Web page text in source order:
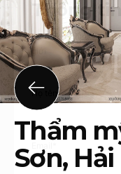
Thông
Xu hướng thiết kế nội
giới
Họ tên *
Thẩm
Sơn,